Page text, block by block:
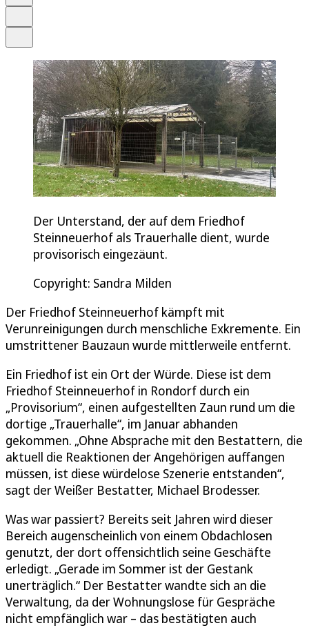
Der Unterstand, der auf dem Friedhof
Steinneuerhof als Trauerhalle dient, wurde
provisorisch eingezäunt.
Copyright: Sandra Milden
Der Friedhof Steinneuerhof kämpft mit
Verunreinigungen durch menschliche Exkremente. Ein
umstrittener Bauzaun wurde mittlerweile entfernt.
Ein Friedhof ist ein Ort der Würde. Diese ist dem
Friedhof Steinneuerhof in Rondorf durch ein
„Provisorium“, einen aufgestellten Zaun rund um die
dortige „Trauerhalle“, im Januar abhanden
gekommen. „Ohne Absprache mit den Bestattern, die
aktuell die Reaktionen der Angehörigen auffangen
müssen, ist diese würdelose Szenerie entstanden“,
sagt der Weißer Bestatter, Michael Brodesser.
Was war passiert? Bereits seit Jahren wird dieser
Bereich augenscheinlich von einem Obdachlosen
genutzt, der dort offensichtlich seine Geschäfte
erledigt. „Gerade im Sommer ist der Gestank
unerträglich.“ Der Bestatter wandte sich an die
Verwaltung, da der Wohnungslose für Gespräche
nicht empfänglich war – das bestätigten auch